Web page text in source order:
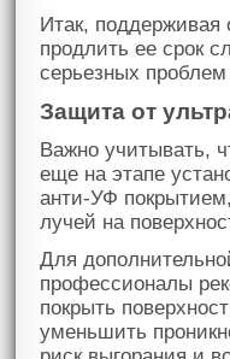
Итак, поддерживая
продлить ее срок
серьезных
Защита от
Важно учитывать,
еще на этапе
анти-УФ
лучей на
Для
профессионалы
покрыть
уменьшить